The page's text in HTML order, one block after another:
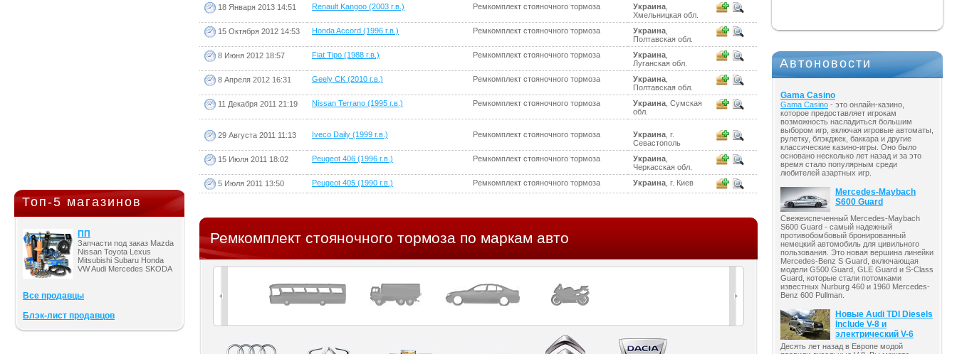
Топ-5 магазинов
ПП
Запчасти под заказ Mazda
Nissan Toyota Lexus
Mitsubishi Subaru Honda
VW Audi Mercedes SKODA
Все продавцы
Блэк-лист продавцов
18 Января 2013 14:51
Renault Kangoo (2003 г.в.) Ремкомплект стояночного тормоза Украина
Хмельницкая обл.
15 Октября 2012 14:53
Honda Accord (1996 г.в.) Ремкомплект стояночного тормоза Украина
Полтавская обл.
8 Июня 2012 18:57
Fiat Tipo (1988 г.в.) Ремкомплект стояночного тормоза Украина
Луганская обл.
8 Апреля 2012 16:31
Geely CK (2010 г.в.) Ремкомплект стояночного тормоза Украина
Полтавская обл.
11 Декабря 2011 21:19
Nissan Terrano (1995 г.в.) Ремкомплект стояночного тормоза Украина , Сумская
обл.
29 Августа 2011 11:13 Iveco Daily (1999 г.в.) Ремкомплект стояночного тормоза Украина , г.
Севастополь
15 Июля 2011 18:02
Peugeot 406 (1996 г.в.) Ремкомплект стояночного тормоза Украина
Черкасская обл.
5 Июля 2011 13:50
Peugeot 405 (1990 г.в.) Ремкомплект стояночного тормоза Украина , г. Киев
Ремкомплект стояночного тормоза по маркам авто
Автоновости
Gama Casino
Gama Casino - это онлайн-казино,
которое предоставляет игрокам
возможность насладиться большим
выбором игр, включая игровые автоматы,
рулетку, блэкджек, баккара и другие
классические казино-игры. Оно было
основано несколько лет назад и за это
время стало популярным среди
любителей азартных игр.
Mercedes-Maybach
S600 Guard
Свежеиспеченный Mercedes-Maybach
S600 Guard - самый надежный
противобомбовый бронированный
немецкий автомобиль для цивильного
пользования. Это новая вершина линейки
Mercedes-Benz S Guard, включающая
модели G500 Guard, GLE Guard и S-Class
Guard, которые стали потомками
известных Nurburg 460 и 1960 Mercedes-
Benz 600 Pullman.
Новые Audi TDI Diesels
Include V-8 и
электрический V-6
Десять лет назад в Европе модой